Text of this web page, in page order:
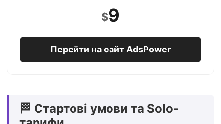
$9
Перейти на сайт AdsPower
🏁 Стартові умови та Solo-